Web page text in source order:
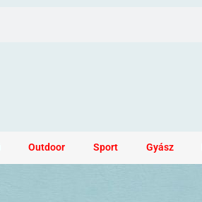
Outdoor Sport Gyász